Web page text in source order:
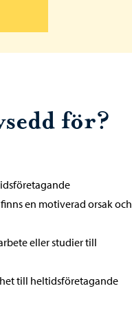
för?
en motiverad orsak och
eller studier till
till heltidsföretagande